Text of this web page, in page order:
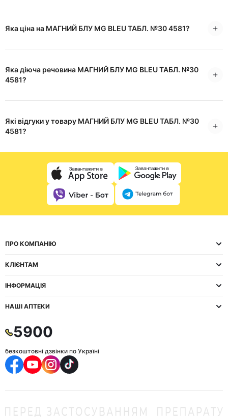
Яка ціна на МАГНИЙ БЛУ MG BLEU ТАБЛ. №30 4581?
Яка діюча речовина МАГНИЙ БЛУ MG BLEU ТАБЛ. №30
4581?
Які відгуки у товару МАГНИЙ БЛУ MG BLEU ТАБЛ. №30
4581?
ПРО КОМПАНІЮ
КЛІЄНТАМ
ІНФОРМАЦІЯ
НАШІ АПТЕКИ
5900
безкоштовні дзвінки по Україні